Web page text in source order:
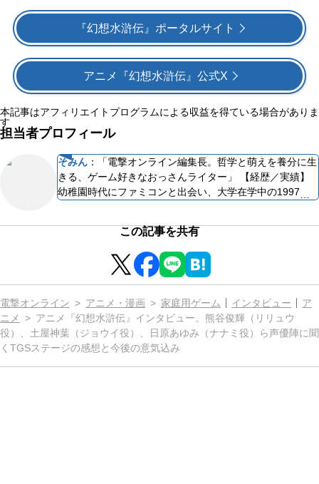
『幻想⽔滸伝』ポータルサイト
アニメ『幻想水滸伝』公式X
本記事はアフィリエイトプログラムによる収益を得ている場合がありま
す
担当者プロフィール
そみん ：
「電撃オンライン編集長。哲学と萌えを養分に生
きる、ゲーム好きなおっさんライター」 【経歴／実績】
幼稚園時代にファミコンと出会い、大学在学中の1997年
隊、『ルナ2』『グランディア2』『シェンムー』などの記
事を担当。書籍『イース大全集』『グローランサーIVキャ
ラクター＆シナリオコレクション』『日本ファルコム30周
目で一応卒業。卒業論文は「広津和郎の性格破産者論」。
【得意ジャンル・ゲーム歴・知識】“ボーイミーツガー
ル”のやさしいRPGが好き。日本ファルコム作品も大好物
で、特に『英雄伝説V 海の檻歌』『ツヴァイ2』を好む。
オープンワールドRPGよりも、いわゆるJRPGが好きで、
この記事を共有
電撃オンライン アニメ・漫画 家庭用ゲーム インタビュー
ア
ニメ
アニメ『幻想水滸伝』インタビュー。熊谷俊輝（リリュウ
役）、土屋神葉（ジョウイ役）、⽇原あゆみ（ナナミ役）ら声優陣に聞
くTGSステージの感想と今後の意気込み